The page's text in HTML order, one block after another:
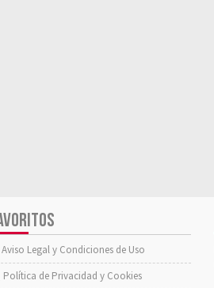
Aviso Legal y Condiciones de Uso
Política de Privacidad y Cookies